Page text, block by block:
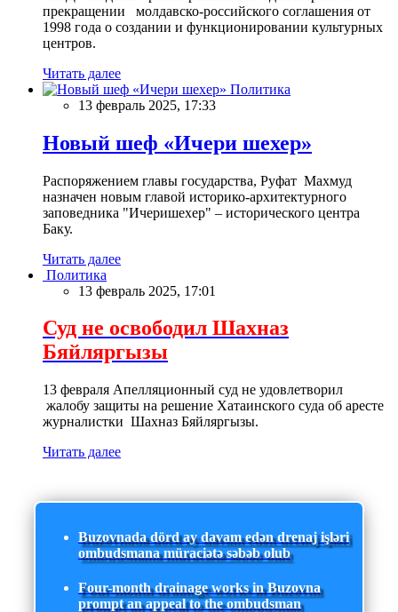
прекращении молдавско-российского соглашения от
1998 года о создании и функционировании культурных
центров.
Читать далее
Политика
13 февраль 2025, 17:33
Новый шеф «Ичери шехер»
Распоряжением главы государства, Руфат Махмуд
назначен новым главой историко-архитектурного
заповедника "Ичеришехер" – исторического центра
Баку.
Читать далее
Политика
13 февраль 2025, 17:01
Суд не освободил Шахназ
Бяйляргызы
13 февраля Апелляционный суд не удовлетворил
жалобу защиты на решение Хатаинского суда об аресте
журналистки Шахназ Бяйляргызы.
Читать далее
Buzovnada dörd ay davam edən drenaj işləri
ombudsmana müraciətə səbəb olub
Four-month drainage works in Buzovna
prompt an appeal to the ombudsman